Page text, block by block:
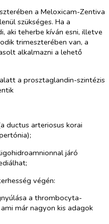
a Meloxicam-Zentiva
szükséges. Ha a
aki teherbe kíván esni, illetve
trimeszterében van, a
alkalmazni a lehető
a prosztaglandin-szintézis
ductus arteriosus korai
járó
végén:
a thrombocyta-
már nagyon kis adagok